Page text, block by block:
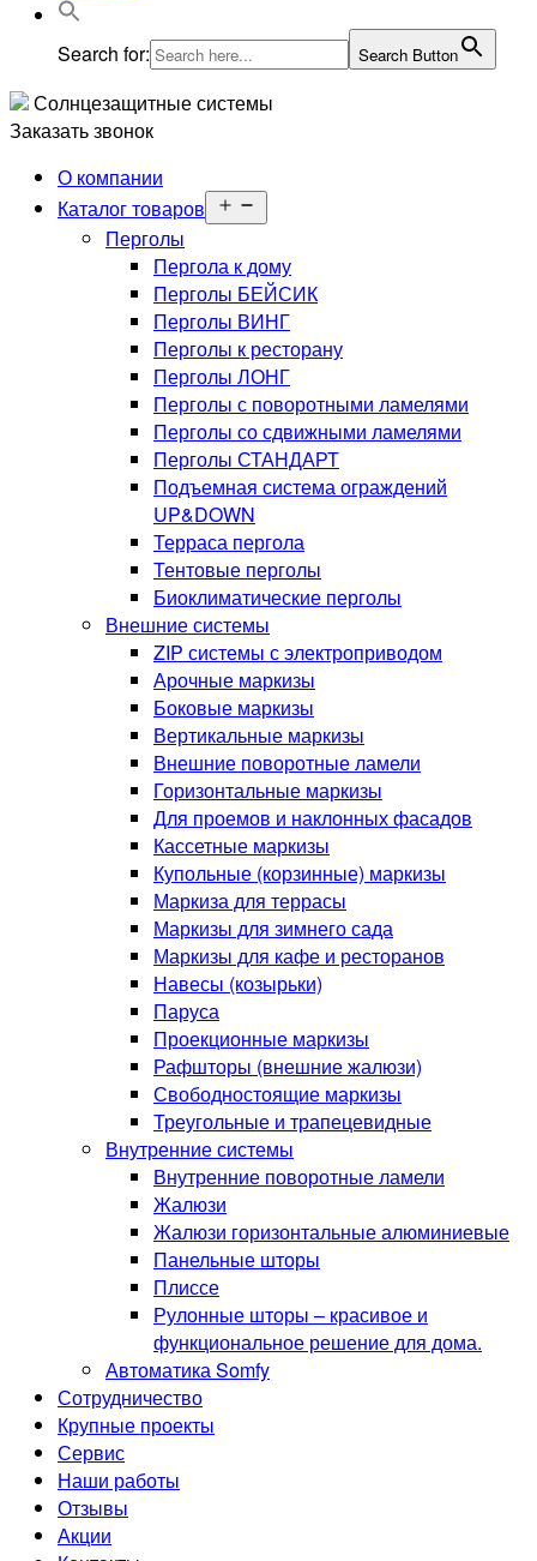
Search for: Search Button
Солнцезащитные системы
Заказать звонок
О компании
Каталог товаров
меню
Перголы
Пергола к дому
Перголы БЕЙСИК
Перголы ВИНГ
Перголы к ресторану
Перголы ЛОНГ
Перголы с поворотными ламелями
Перголы со сдвижными ламелями
Перголы СТАНДАРТ
Подъемная система ограждений
UP&DOWN
Терраса пергола
Тентовые перголы
Биоклиматические перголы
Внешние системы
ZIP системы с электроприводом
Арочные маркизы
Боковые маркизы
Вертикальные маркизы
Внешние поворотные ламели
Горизонтальные маркизы
Для проемов и наклонных фасадов
Кассетные маркизы
Купольные (корзинные) маркизы
Маркиза для террасы
Маркизы для зимнего сада
Маркизы для кафе и ресторанов
Навесы (козырьки)
Паруса
Проекционные маркизы
Рафшторы (внешние жалюзи)
Свободностоящие маркизы
Треугольные и трапецевидные
Внутренние системы
Внутренние поворотные ламели
Жалюзи
Жалюзи горизонтальные алюминиевые
Панельные шторы
Плиссе
Рулонные шторы – красивое и
функциональное решение для дома.
Автоматика Somfy
Сотрудничество
Крупные проекты
Сервис
Наши работы
Отзывы
Акции